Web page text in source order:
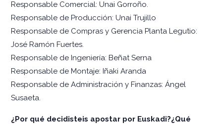
Responsable Comercial: Unai Gorroño.
Responsable de Producción: Unai Trujillo
Responsable de Compras y Gerencia Planta Legutio:
José Ramón Fuertes.
Responsable de Ingeniería: Beñat Serna
Responsable de Montaje: Iñaki Aranda
Responsable de Administración y Finanzas: Ángel
Susaeta.
¿Por qué decidisteis apostar por Euskadi?¿Qué